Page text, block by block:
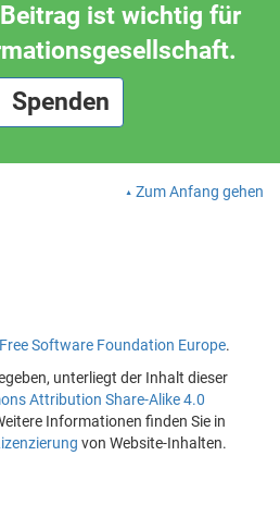
ist wichtig für
Zum Anfang gehen
Free Software Foundation Europe.
unterliegt der Inhalt dieser
Attribution Share-Alike 4.0
Informationen finden Sie in
von Website-Inhalten.